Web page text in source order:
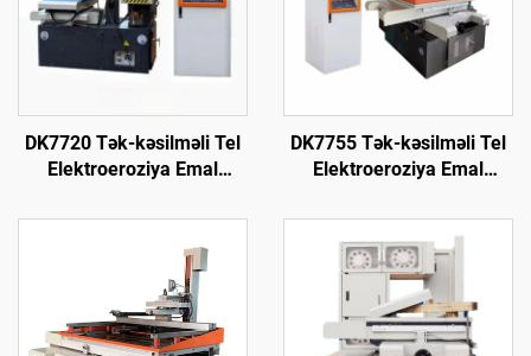
DK7720 Tək-kəsilməli Tel
Elektroeroziya Emal
DK7755 Tək-kəsilməli Tel
Elektroeroziya Emal